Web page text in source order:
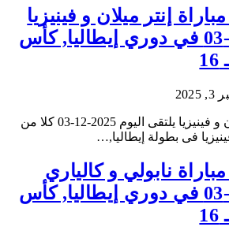
إنتر ميلان و فينيزيا
بتاريخ 2025-12-03 في دوري إيطاليا, كأس
تفاصيل مباراة إنتر ميلان و فينيزيا يلتقى اليوم 2025-12-03 كلا من
فى بطولة إيطاليا,…
نابولي و كالياري
بتاريخ 2025-12-03 في دوري إيطاليا, كأس